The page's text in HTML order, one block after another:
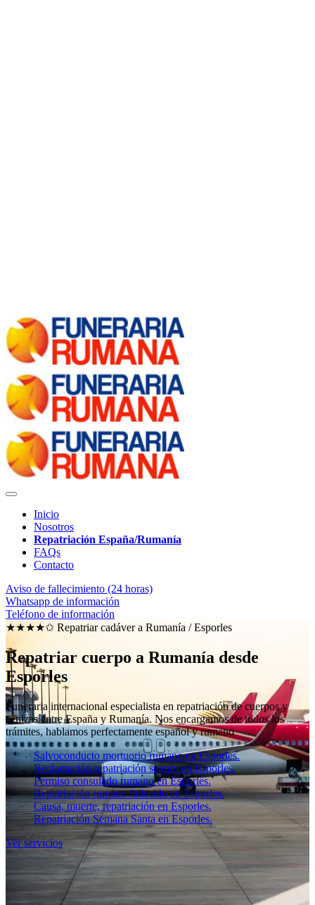
Inicio
Nosotros
Repatriación España/Rumanía
FAQs
Contacto
Aviso de fallecimiento (24 horas)
Whatsapp de información
Teléfono de información
★★★★✩ Repatriar cadáver a Rumanía /Esporles
Repatriar cuerpo a Rumanía desde
Esporles
Funeraria internacional especialista en repatriación de cuerpos y
cenizas entre España y Rumanía. Nos encargamos de todos los
trámites, hablamos perfectamente español y rumano
Salvoconducto mortuorio rumano en Esporles.
Reclamación repatriación seguro en Esporles.
Permiso consulado rumano en Esporles.
Repatriación rumano fallecido en Esporles.
Causa, muerte, repatriación en Esporles.
Repatriación Semana Santa en Esporles.
Ver servicios